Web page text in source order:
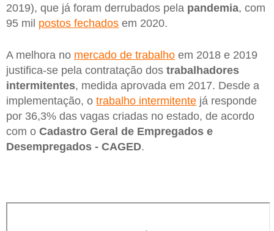
2019), que já foram derrubados pela pandemia, com
95 mil postos fechados em 2020.
A melhora no mercado de trabalho em 2018 e 2019
justifica-se pela contratação dos trabalhadores
intermitentes, medida aprovada em 2017. Desde a
implementação, o trabalho intermitente já responde
por 36,3% das vagas criadas no estado, de acordo
com o Cadastro Geral de Empregados e
Desempregados - CAGED.